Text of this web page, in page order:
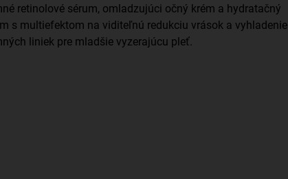
retinolové sérum, omladzujúci očný krém a hydratačný
s multiefektom na viditeľnú redukciu vrások a vyhladenie
liniek pre mladšie vyzerajúcu pleť.